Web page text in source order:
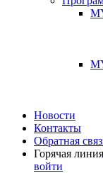
Новости
Контакты
Обратная
Горячая линия
войти